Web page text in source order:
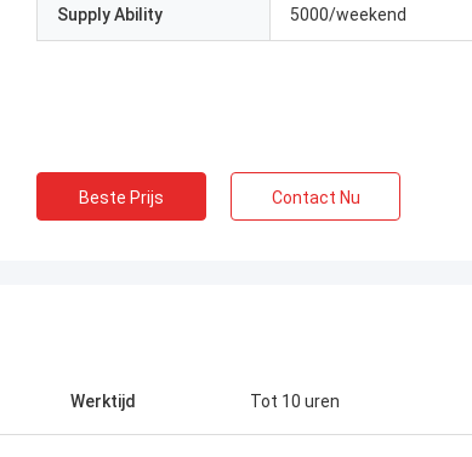
is zeer goed, het geselecteerde
is snel en de prijs is gunstig.voor
Supply Ability 5000/weekend
Beste Prijs Contact Nu
Werktijd Tot 10 uren